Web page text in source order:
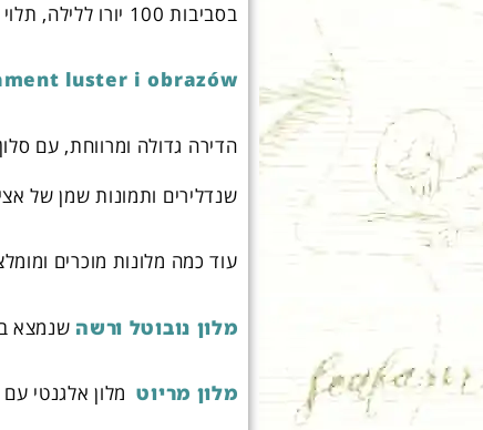
בסביבות 100 יורו ללילה, תלוי בעונה ובהרכב) אבל שווה כל זלוטי הנה הקישור:
luster i obrazów
הדירה גדולה ומרווחת, עם
שנדלירים ותמונות שמן של
עוד כמה מלונות מוכרים
מלון נובוטל ורשה שנמצא
מלון מריוטמלון אלגנטי עם